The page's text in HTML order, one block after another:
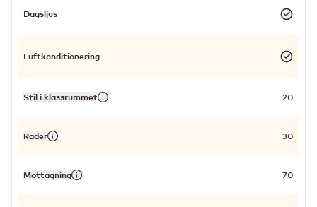
Dagsljus
Luftkonditionering
Stil i klassrummet 20
Rader 30
Mottagning 70